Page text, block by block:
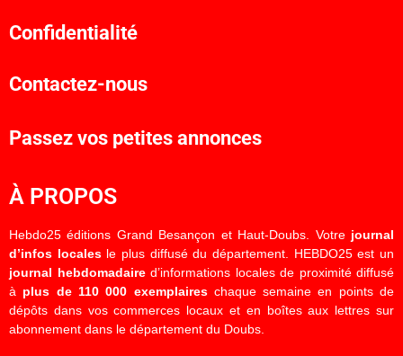
Confidentialité
Contactez-nous
Passez vos petites annonces
À PROPOS
Hebdo25 éditions Grand Besançon et Haut-Doubs. Votre journal
d’infos localesle plus diffusé du département. HEBDO25 est un
journal hebdomadaired’informations locales de proximité diffusé
à plus de 110 000 exemplaireschaque semaine en points de
dépôts dans vos commerces locaux et en boîtes aux lettres sur
abonnement dans le département du Doubs.